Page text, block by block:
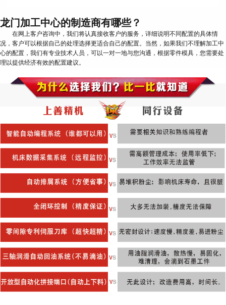
龙门加工中心的制造商有哪些？
在网上客户咨询中，我们将认真接收客户的服务，详细说明不同配置的具体情
况，客户可以根据自己的处理选择更适合自己的配置。当然，如果我们不理解加工中
心的配置，我们有专业技术人员，可以一对一地与您沟通，根据零件模具，您需要处
理以提供经济有效的配置建议。